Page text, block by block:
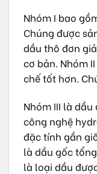
Nhóm I bao
Chúng được
dầu thô đơn
cơ bản. Nhóm
chế tốt hơn.
Nhóm III là
công nghệ
đặc tính gần
là dầu gốc
là loại dầu